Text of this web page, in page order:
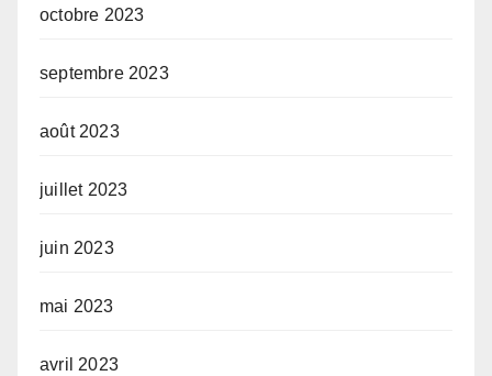
octobre 2023
septembre 2023
août 2023
juillet 2023
juin 2023
mai 2023
avril 2023